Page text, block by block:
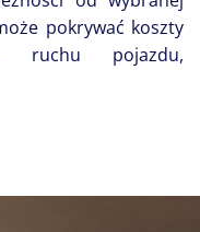
pokrywać koszty
ruchu pojazdu,